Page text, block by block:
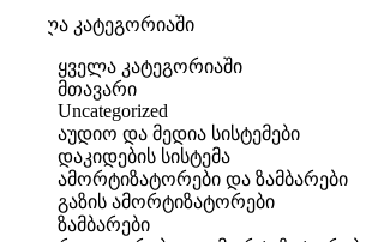
ყველა კატეგორიაში
ყველა კატეგორიაში
მთავარი
Uncategorized
აუდიო და მედია სისტემები
დაკიდების სისტემა
ამორტიზატორები და ზამბარები
გაზის ამორტიზატორები
ზამბარები